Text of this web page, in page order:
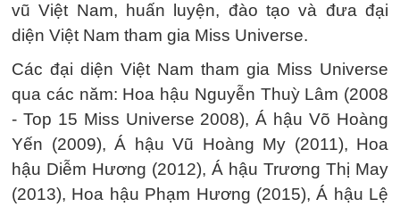
vũ Việt Nam, huấn luyện, đào tạo và đưa đại
diện Việt Nam tham gia Miss Universe.
Các đại diện Việt Nam tham gia Miss Universe
qua các năm: Hoa hậu Nguyễn Thuỳ Lâm (2008
- Top 15 Miss Universe 2008), Á hậu Võ Hoàng
Yến (2009), Á hậu Vũ Hoàng My (2011), Hoa
hậu Diễm Hương (2012), Á hậu Trương Thị May
(2013), Hoa hậu Phạm Hương (2015), Á hậu Lệ